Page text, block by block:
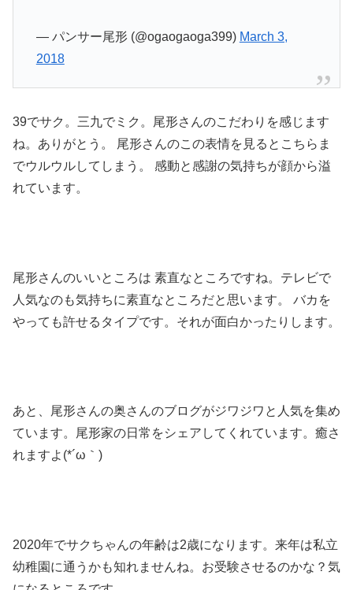
— パンサー尾形 (@ogaogaoga399) March 3,
2018
39でサク。三九でミク。尾形さんのこだわりを感じます
ね。ありがとう。 尾形さんのこの表情を見るとこちらま
でウルウルしてしまう。 感動と感謝の気持ちが顔から溢
れています。
尾形さんのいいところは 素直なところですね。テレビで
人気なのも気持ちに素直なところだと思います。 バカを
やっても許せるタイプです。それが面白かったりします。
あと、尾形さんの奥さんのブログがジワジワと人気を集め
ています。尾形家の日常をシェアしてくれています。癒さ
れますよ(*´ω｀)
2020年でサクちゃんの年齢は2歳になります。来年は私立
幼稚園に通うかも知れませんね。お受験させるのかな？気